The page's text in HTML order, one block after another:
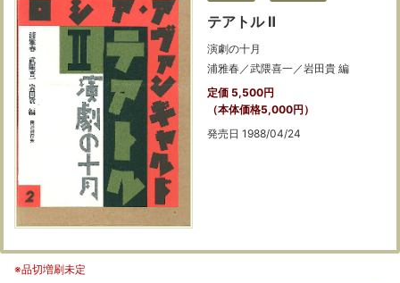
テアトル Ⅱ
演劇の十月
浦雅春／武隈喜一／岩田貴 編
定価 5,500円
（本体価格5,000円）
発売日 1988/04/24
※品切増刷未定